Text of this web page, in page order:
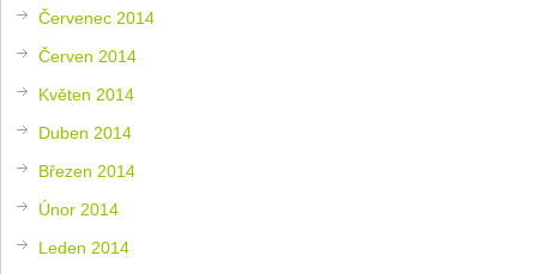
Červenec 2014
Červen 2014
Květen 2014
Duben 2014
Březen 2014
Únor 2014
Leden 2014